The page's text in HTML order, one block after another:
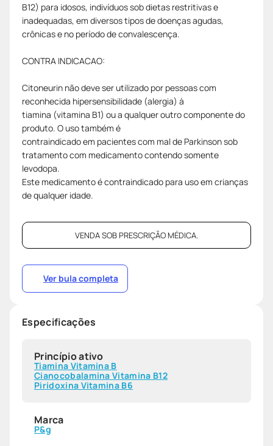
B12) para idosos, indivíduos sob dietas restritivas e
inadequadas, em diversos tipos de doenças agudas,
crônicas e no período de convalescença.
CONTRA INDICACAO:
Citoneurin não deve ser utilizado por pessoas com
reconhecida hipersensibilidade (alergia) à
tiamina (vitamina B1) ou a qualquer outro componente do
produto. O uso também é
contraindicado em pacientes com mal de Parkinson sob
tratamento com medicamento contendo somente
levodopa.
Este medicamento é contraindicado para uso em crianças
de qualquer idade.
VENDA SOB PRESCRIÇÃO MÉDICA.
Ver bula completa
Especificações
Princípio ativo
Tiamina Vitamina B
Cianocobalamina Vitamina B12
Piridoxina Vitamina B6
Marca
P&g